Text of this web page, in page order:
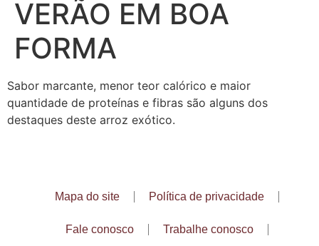
VERÃO EM BOA
FORMA
Sabor marcante, menor teor calórico e maior
quantidade de proteínas e fibras são alguns dos
destaques deste arroz exótico.
Mapa do site Política de privacidade
Fale conosco Trabalhe conosco